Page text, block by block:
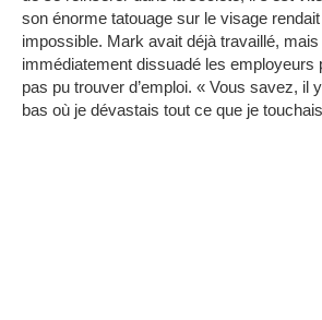
son énorme tatouage sur le visage
impossible. Mark avait déjà travaillé, mais
immédiatement dissuadé les employeurs
pas pu trouver d’emploi. « Vous savez, il
bas où je dévastais tout ce que je